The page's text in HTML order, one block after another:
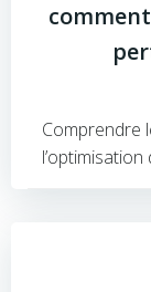
Comprendre